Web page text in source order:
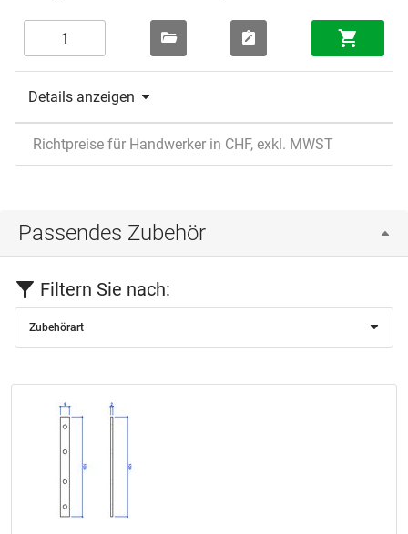
Details anzeigen
Richtpreise für Handwerker in CHF, exkl. MWST
Passendes Zubehör
Filtern Sie nach:
Zubehörart